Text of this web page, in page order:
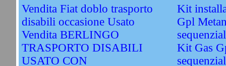
Vendita Fiat doblo trasporto
disabili occasione Usato
Vendita BERLINGO
TRASPORTO DISABILI
USATO CON
Kit
Gpl
Kit Gas